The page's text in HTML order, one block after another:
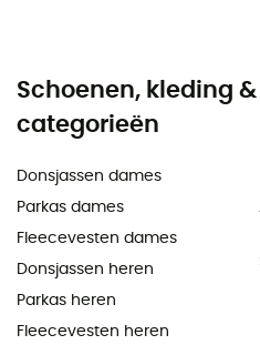
Schoenen, kleding
categorieën
Donsjassen dames
Parkas dames
Fleecevesten dames
Donsjassen heren
Parkas heren
Fleecevesten heren